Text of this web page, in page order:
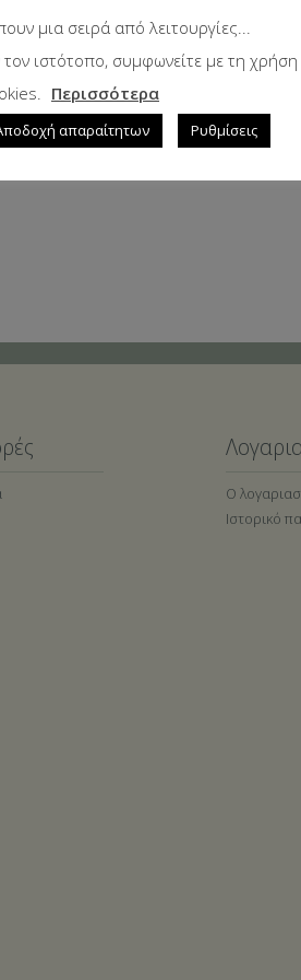
Ο
Ιστορικό
μια σειρά από λειτουργίες...
ιστότοπο, συμφωνείτε με τη χρήση
Περισσότερα
απαραίτητων Ρυθμίσεις